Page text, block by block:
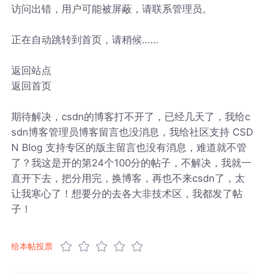
访问出错，用户可能被屏蔽，请联系管理员。
正在自动跳转到首页，请稍候……
返回站点
返回首页
期待解决，csdn的博客打不开了，已经几天了，我给c
sdn博客管理员博客留言也没消息，我给社区支持 CSD
N Blog 支持专区的版主留言也没有消息，难道就不管
了？我这是开的第24个100分的帖子，不解决，我就一
直开下去，把分用完，换博客，再也不来csdn了，太
让我寒心了！想要分的去各大非技术区，我都发了帖
子！
给本帖投票